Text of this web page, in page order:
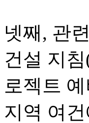
넷째, 관
건설 지
로젝트
지역 여